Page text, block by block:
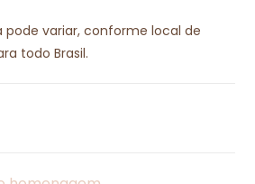
variar, conforme local de
todo Brasil.